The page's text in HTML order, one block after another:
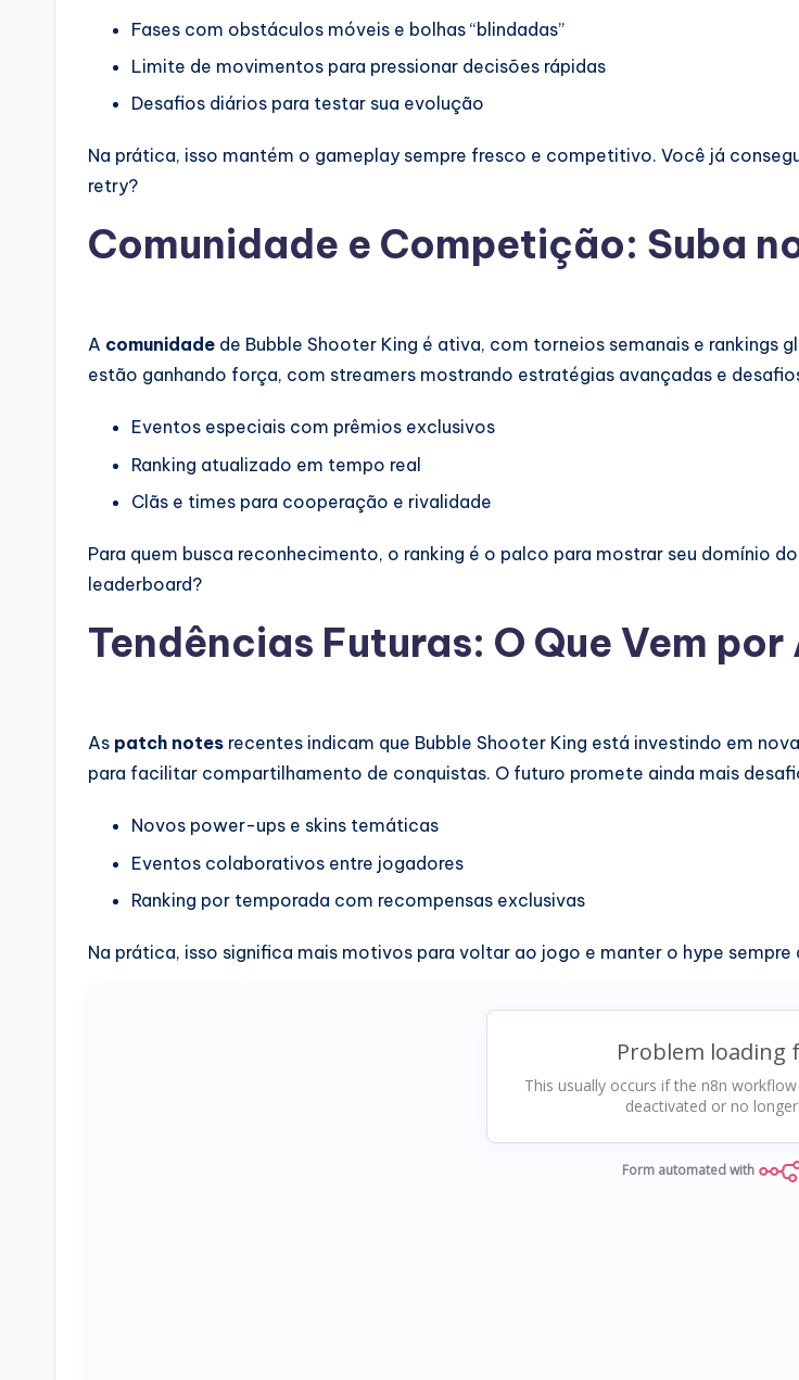
Fases com obstáculos móveis e bolhas “blindadas”
Limite de movimentos para pressionar decisões rápidas
Desafios diários para testar sua evolução
Na prática, isso mantém o gameplay sempre fresco e competitivo. Você já
retry?
Comunidade e Competição: Suba
A comunidade de Bubble Shooter King é ativa, com torneios semanais e
estão ganhando força, com streamers mostrando estratégias avançadas e
Eventos especiais com prêmios exclusivos
Ranking atualizado em tempo real
Clãs e times para cooperação e rivalidade
Para quem busca reconhecimento, o ranking é o palco para mostrar seu domínio
leaderboard?
Tendências Futuras: O Que Vem por
As patch notes recentes indicam que Bubble Shooter King está investindo em
para facilitar compartilhamento de conquistas. O futuro promete ainda mais
Novos power-ups e skins temáticas
Eventos colaborativos entre jogadores
Ranking por temporada com recompensas exclusivas
Na prática, isso significa mais motivos para voltar ao jogo e manter o hype